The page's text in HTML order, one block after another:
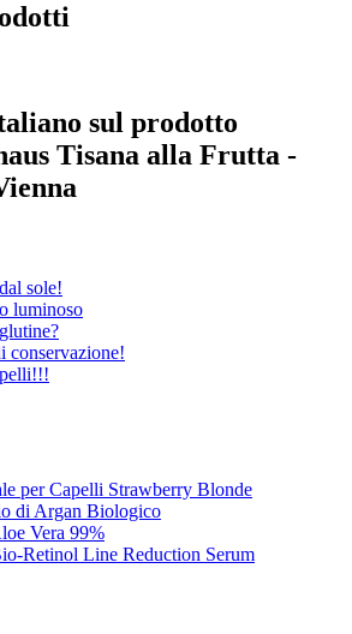
sul prodotto
Tisana alla Frutta -
sole!
luminoso
conservazione!
per Capelli Strawberry Blonde
di Argan Biologico
Vera 99%
Retinol Line Reduction Serum